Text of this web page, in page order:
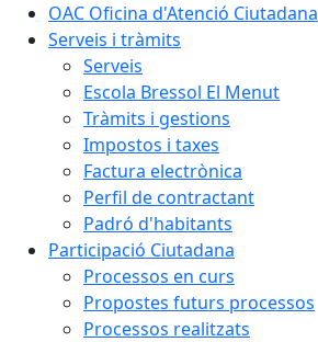
OAC Oficina d'Atenció Ciutadana
Serveis i tràmits
Serveis
Escola Bressol El Menut
Tràmits i gestions
Impostos i taxes
Factura electrònica
Perfil de contractant
Padró d'habitants
Participació Ciutadana
Processos en curs
Propostes futurs processos
Processos realitzats